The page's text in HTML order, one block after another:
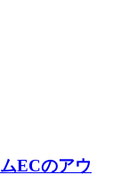
ECのアウ